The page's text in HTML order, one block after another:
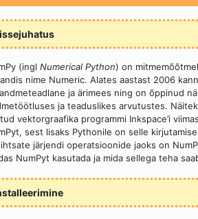
(ingl Numerical Python) on
nime Numeric. Alates aastast 2006
ja ärimees ning on õppinud
ja teaduslikes arvutustes.
vektorgraafika programmi Inkspace’i
sest lisaks Pythonile on selle
järjendi operatsioonide jaoks on
NumPyt kasutada ja mida sellega teha